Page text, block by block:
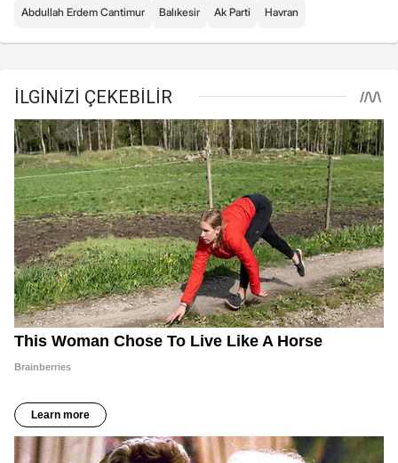
Abdullah Erdem Cantimur Balıkesir Ak Parti Havran